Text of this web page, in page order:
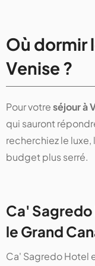
Où dormir
Venise ?
Pour votreséjour à
qui sauront
recherchiez le
budget plus serré.
Ca'
le Grand
Ca' Sagredo Hotel